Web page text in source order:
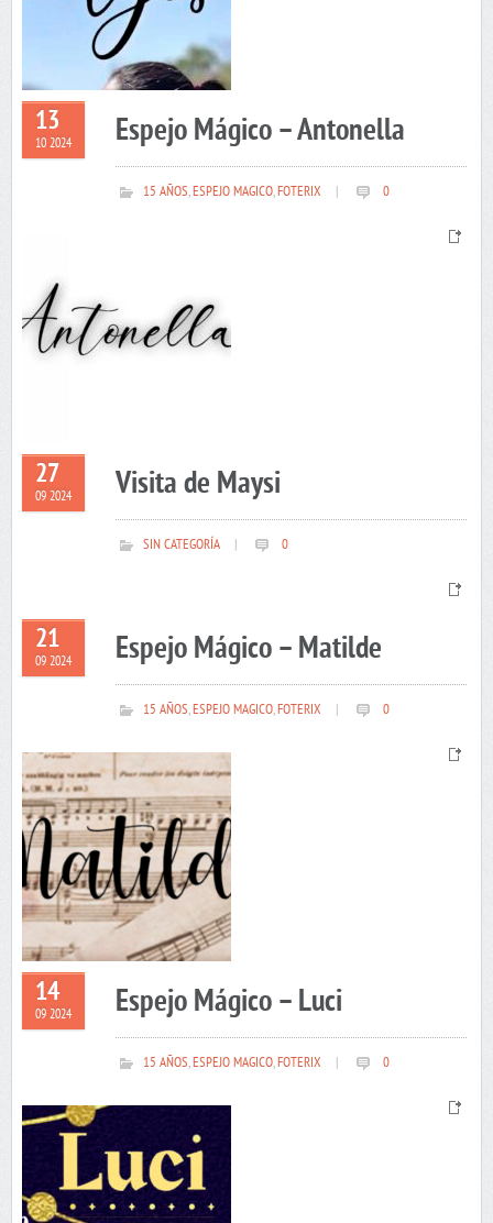
13
10 2024 Espejo Mágico – Antonella
15 AÑOS,ESPEJO MAGICO,FOTERIX 0
27
09 2024 Visita de Maysi
SIN CATEGORÍA 0
21
09 2024 Espejo Mágico – Matilde
15 AÑOS,ESPEJO MAGICO,FOTERIX 0
14
09 2024 Espejo Mágico – Luci
15 AÑOS,ESPEJO MAGICO,FOTERIX 0